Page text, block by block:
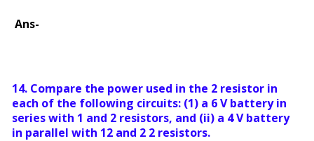
Ans-
14. Compare the power used in the 2 resistor in
each of the following circuits: (1) a 6 V battery in
series with 1 and 2 resistors, and (ii) a 4 V battery
in parallel with 12 and 2 2 resistors.